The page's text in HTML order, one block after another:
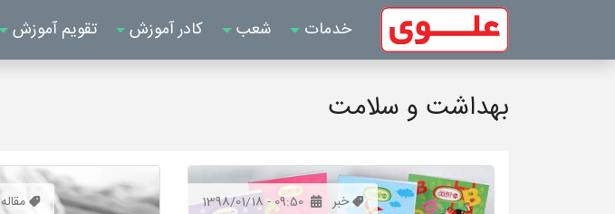
خدمات شعب کادر آموزش تقویم آموزش
بهداشت و سلامت
خبر 1398/01/18 - 09:50 مقاله